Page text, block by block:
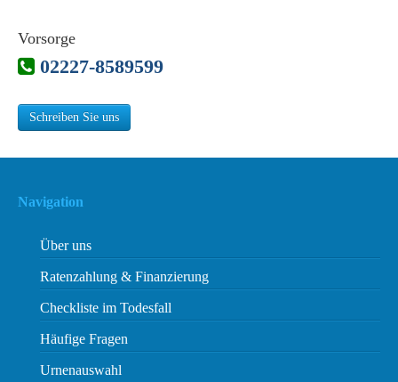
Vorsorge
02227-8589599
Schreiben Sie uns
Navigation
Über uns
Ratenzahlung & Finanzierung
Checkliste im Todesfall
Häufige Fragen
Urnenauswahl